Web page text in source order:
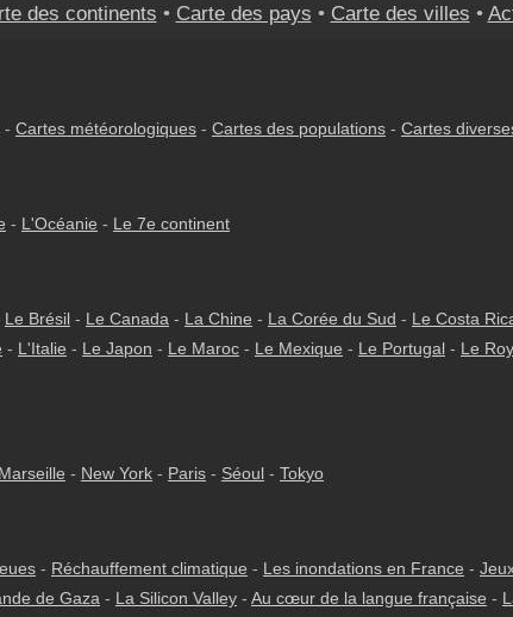
des continents • Carte des pays • Carte des villes •
- Cartes météorologiques - Cartes des populations - Cartes
- L'Océanie - Le 7e continent
Le Brésil - Le Canada - La Chine - La Corée du Sud - Le Costa
- L'Italie - Le Japon - Le Maroc - Le Mexique - Le Portugal - Le
Marseille - New York - Paris - Séoul - Tokyo
- Réchauffement climatique - Les inondations en France -
de Gaza - La Silicon Valley - Au cœur de la langue française -